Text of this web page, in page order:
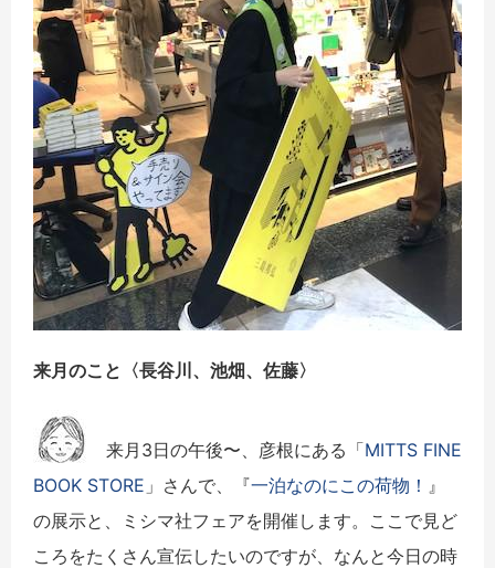
来月のこと〈長谷川、池畑、佐藤〉
来月3日の午後〜、彦根にある「MITTS FINE
BOOK STORE 」さんで、『一泊なのにこの荷物！ 』
の展示と、ミシマ社フェアを開催します。ここで見ど
ころをたくさん宣伝したいのですが、なんと今日の時